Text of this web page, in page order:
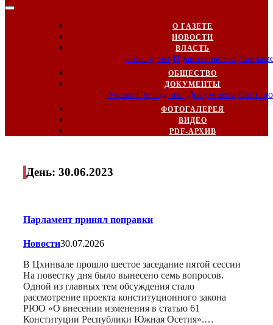
О ГАЗЕТЕ
НОВОСТИ
ВЛАСТЬ
Президент Правительство
ОБЩЕСТВО
ДОКУМЕНТЫ
Указы Президента Документы
ФОТОГАЛЕРЕЯ
ВИДЕО
PDF-АРХИВ
День: 30.06.2023
Парламент принял поправки
Новости30.07.2026
В Цхинвале прошло шестое заседание пятой сессии
На повестку дня было вынесено семь вопросов.
Одной из главных тем обсуждения стало
рассмотрение проекта конституционного закона
РЮО «О внесении изменения в статью 61
Конституции Республики Южная Осетия».…